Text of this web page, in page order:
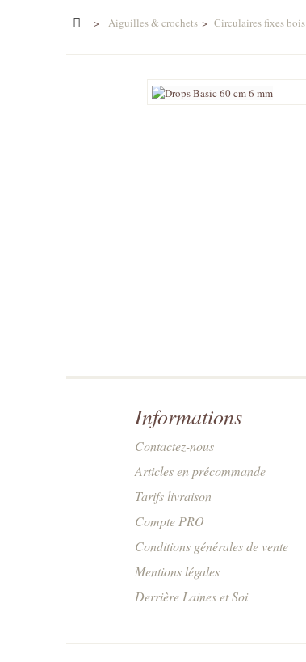
> Aiguilles & crochets > Circulaires fixes bois
Informations
Contactez-nous
Articles en précommande
Tarifs livraison
Compte PRO
Conditions générales de vente
Mentions légales
Derrière Laines et Soi